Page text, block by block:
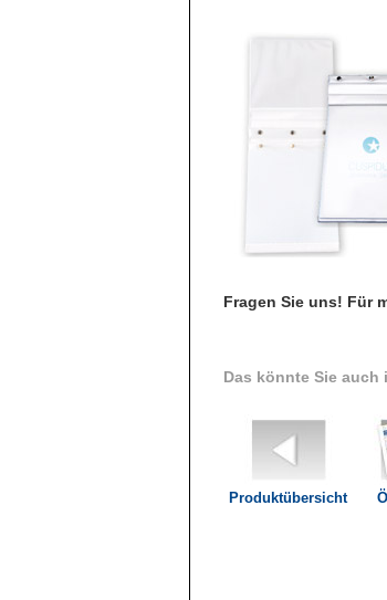
Fragen Sie uns! Für
Das könnte Sie auch
Produktübersicht